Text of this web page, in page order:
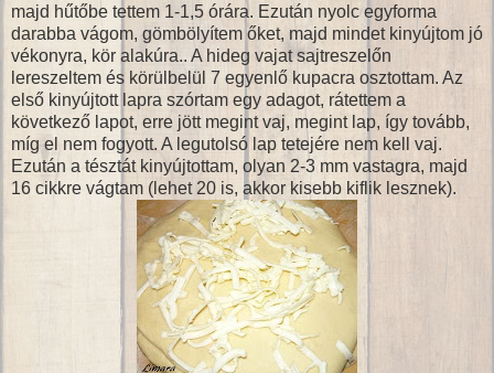
majd hűtőbe tettem 1-1,5 órára. Ezután nyolc egyforma
darabba vágom, gömbölyítem őket, majd mindet kinyújtom jó
vékonyra, kör alakúra.. A hideg vajat sajtreszelőn
lereszeltem és körülbelül 7 egyenlő kupacra osztottam. Az
első kinyújtott lapra szórtam egy adagot, rátettem a
következő lapot, erre jött megint vaj, megint lap, így tovább,
míg el nem fogyott. A legutolsó lap tetejére nem kell vaj.
Ezután a tésztát kinyújtottam, olyan 2-3 mm vastagra, majd
16 cikkre vágtam (lehet 20 is, akkor kisebb kiflik lesznek).